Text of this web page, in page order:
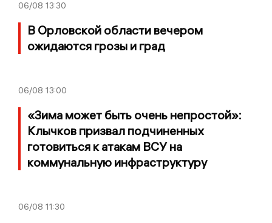
06/08 13:30
В Орловской области вечером
ожидаются грозы и град
06/08 13:00
«Зима может быть очень непростой»:
Клычков призвал подчиненных
готовиться к атакам ВСУ на
коммунальную инфраструктуру
06/08 11:30